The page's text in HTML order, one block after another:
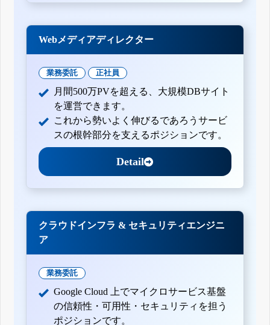
Webメディアディレクター
業務委託 正社員
月間500万PVを超える、大規模DBサイト
を運営できます。
これから勢いよく伸びるであろうサービ
スの根幹部分を支えるポジションです。
Detail
クラウドインフラ & セキュリティエンジニ
ア
業務委託
Google Cloud 上でマイクロサービス基盤
の信頼性・可用性・セキュリティを担う
ポジションです。